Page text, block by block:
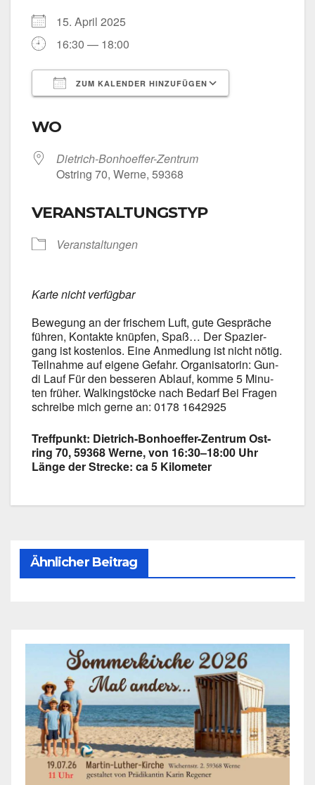
15. April 2025
16:30 — 18:00
ZUM KALENDER HINZUFÜGEN
WO
Dietrich-Bonhoeffer-Zentrum
Ost­ring 70, Wer­ne, 59368
VERANSTALTUNGSTYP
Ver­an­stal­tun­gen
Kar­te nicht ver­füg­bar
Bewe­gung an der fri­schem Luft, gute Gesprä­che
füh­ren, Kon­tak­te knüp­fen, Spaß… Der Spa­zier­
gang ist kos­ten­los. Eine Anmed­lung ist nicht nötig.
Teil­nah­me auf eige­ne Gefahr. Orga­ni­sa­to­rin: Gun­
di Lauf Für den bes­se­ren Ablauf, kom­me 5 Minu­
ten frü­her. Wal­king­stö­cke nach Bedarf Bei Fra­gen
schrei­be mich ger­ne an: 0178 1642925
Treff­punkt: Dietrich-Bonhoeffer-Zentrum Ost­
ring 70, 59368 Wer­ne, von 16:30–18:00 Uhr
Län­ge der Stre­cke: ca 5 Kilo­me­ter
Ähnlicher Beitrag